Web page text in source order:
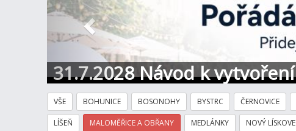
31.7.2028 Návod k
VŠE BOHUNICE BOSONOHY BYSTRC ČERNOVICE
LÍŠEŇ MALOMĚŘICE A OBŘANY MEDLÁNKY NOVÝ